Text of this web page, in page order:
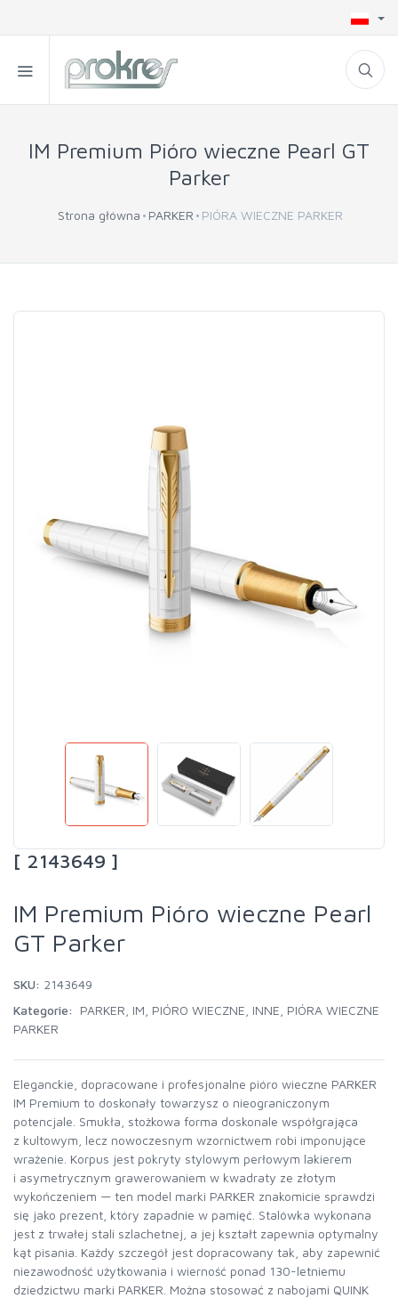
IM Premium Pióro wieczne Pearl GT
Parker
Strona główna PARKER PIÓRA WIECZNE PARKER
[ 2143649 ]
IM Premium Pióro wieczne Pearl
GT Parker
SKU: 2143649
Kategorie:
PARKER IM PIÓRO WIECZNE INNE PIÓRA WIECZNE
PARKER
Eleganckie, dopracowane i profesjonalne pióro wieczne PARKER
IM Premium to doskonały towarzysz o nieograniczonym
potencjale. Smukła, stożkowa forma doskonale współgrająca
z kultowym, lecz nowoczesnym wzornictwem robi imponujące
wrażenie. Korpus jest pokryty stylowym perłowym lakierem
i asymetrycznym grawerowaniem w kwadraty ze złotym
wykończeniem — ten model marki PARKER znakomicie sprawdzi
się jako prezent, który zapadnie w pamięć. Stalówka wykonana
jest z trwałej stali szlachetnej, a jej kształt zapewnia optymalny
kąt pisania. Każdy szczegół jest dopracowany tak, aby zapewnić
niezawodność użytkowania i wierność ponad 130-letniemu
dziedzictwu marki PARKER. Można stosować z nabojami QUINK